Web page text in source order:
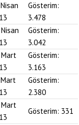
Gösterim:
3.478
Gösterim:
3.042
Gösterim:
3.163
Gösterim:
2.380
Gösterim: 331